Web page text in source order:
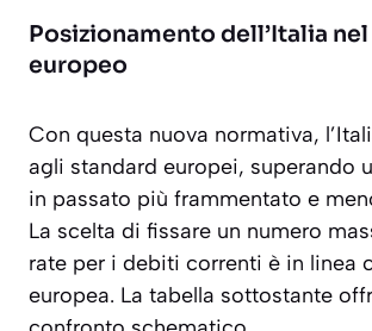
Posizionamento dell’Italia
europeo
Con questa nuova normativa,
agli standard europei, superando
in passato più frammentato e
La scelta di fissare un numero
rate per i debiti correnti è in linea
europea. La tabella sottostante